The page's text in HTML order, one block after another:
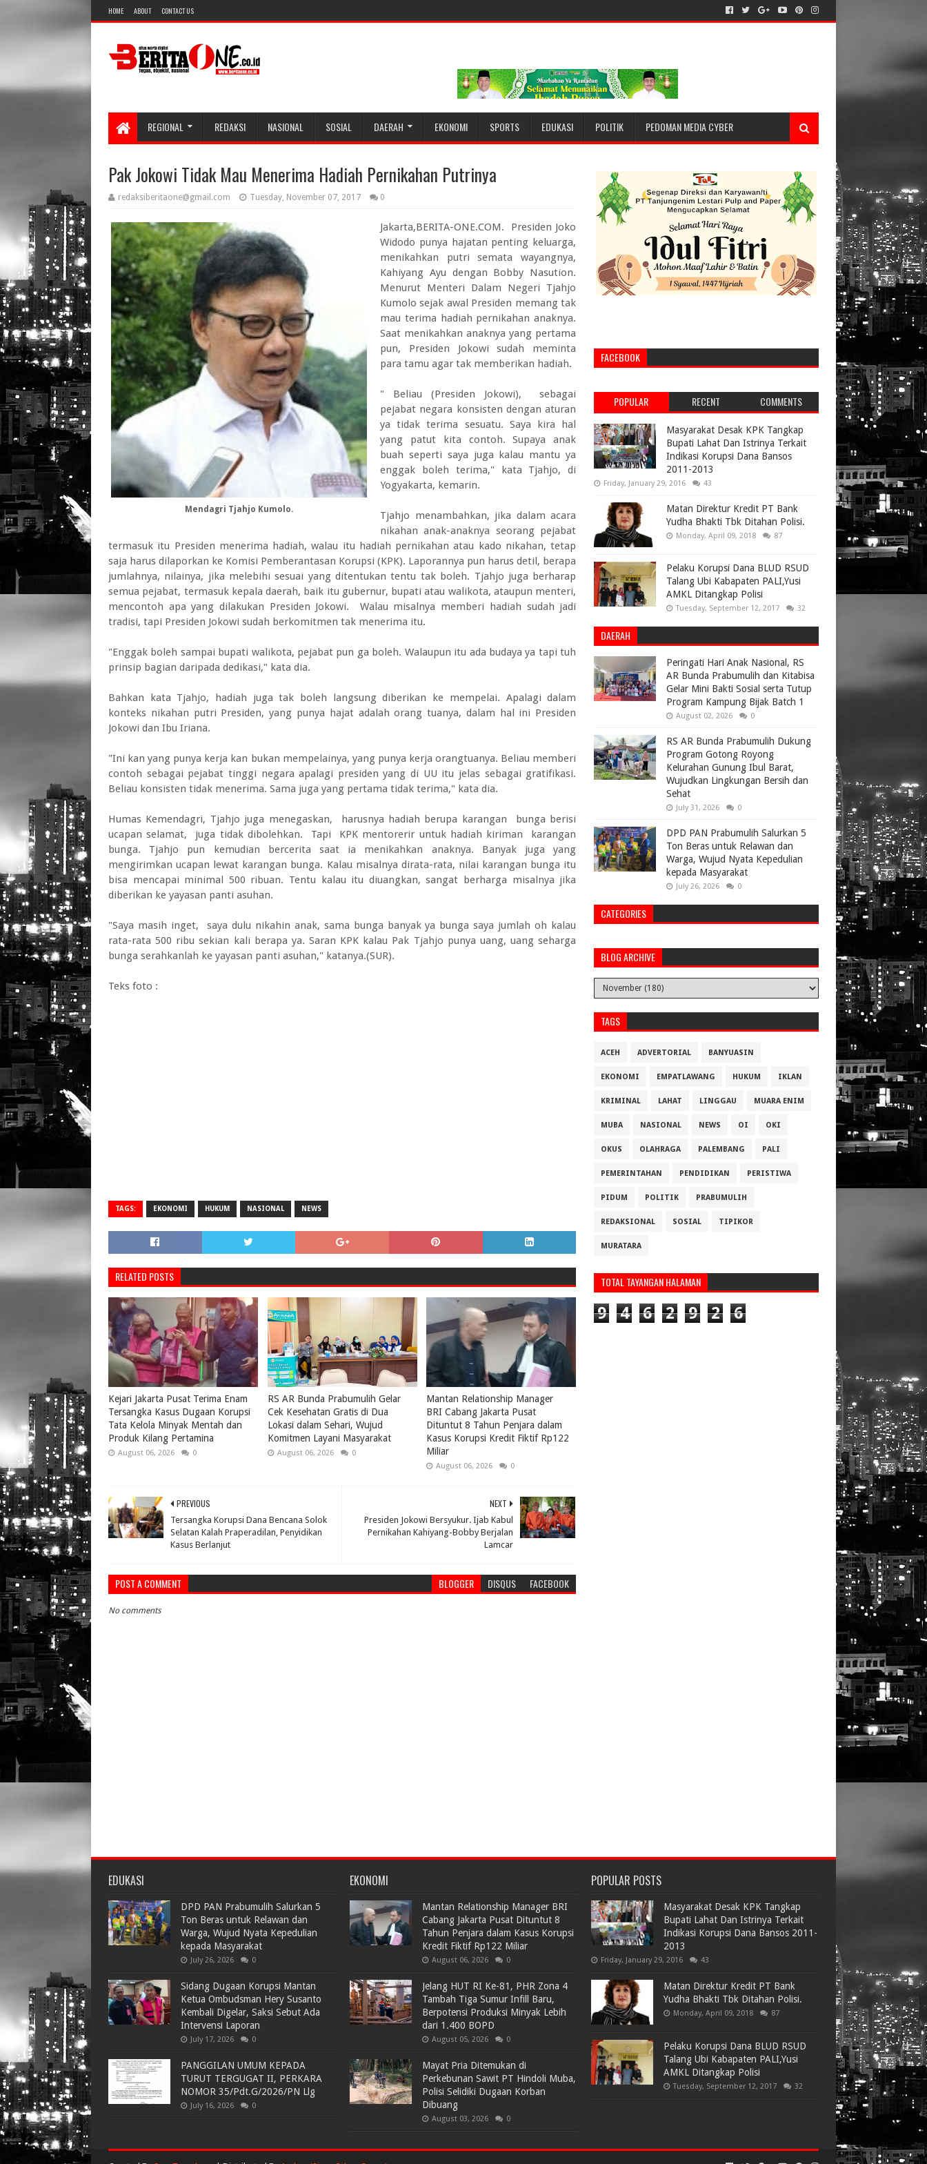
HOME ABOUT CONTACT US
REGIONAL REDAKSI NASIONAL SOSIAL DAERAH EKONOMI SPORTS EDUKASI POLITIK PEDOMAN MEDIA CYBER
Pak Jokowi Tidak Mau Menerima Hadiah Pernikahan Putrinya
redaksiberitaone@gmail.com Tuesday, November 07, 2017 0
Mendagri Tjahjo Kumolo.
Jakarta,BERITA-ONE.COM. Presiden Joko
Widodo punya hajatan penting keluarga,
menikahkan putri semata wayangnya,
Kahiyang Ayu dengan Bobby Nasution.
Menurut Menteri Dalam Negeri Tjahjo
Kumolo sejak awal Presiden memang tak
mau terima hadiah pernikahan anaknya.
Saat menikahkan anaknya yang pertama
pun, Presiden Jokowi sudah meminta
para tamu agar tak memberikan hadiah.
" Beliau (Presiden Jokowi), sebagai
pejabat negara konsisten dengan aturan
ya tidak terima sesuatu. Saya kira hal
yang patut kita contoh. Supaya anak
buah seperti saya juga kalau mantu ya
enggak boleh terima," kata Tjahjo, di
Yogyakarta, kemarin.
Tjahjo menambahkan, jika dalam acara
nikahan anak-anaknya seorang pejabat
termasuk itu Presiden menerima hadiah, walau itu hadiah pernikahan atau kado nikahan, tetap
saja harus dilaporkan ke Komisi Pemberantasan Korupsi (KPK). Laporannya pun harus detil, berapa
jumlahnya, nilainya, jika melebihi sesuai yang ditentukan tentu tak boleh. Tjahjo juga berharap
semua pejabat, termasuk kepala daerah, baik itu gubernur, bupati atau walikota, ataupun menteri,
mencontoh apa yang dilakukan Presiden Jokowi. Walau misalnya memberi hadiah sudah jadi
tradisi, tapi Presiden Jokowi sudah berkomitmen tak menerima itu.
"Enggak boleh sampai bupati walikota, pejabat pun ga boleh. Walaupun itu ada budaya ya tapi tuh
prinsip bagian daripada dedikasi," kata dia.
Bahkan kata Tjahjo, hadiah juga tak boleh langsung diberikan ke mempelai. Apalagi dalam
konteks nikahan putri Presiden, yang punya hajat adalah orang tuanya, dalam hal ini Presiden
Jokowi dan Ibu Iriana.
"Ini kan yang punya kerja kan bukan mempelainya, yang punya kerja orangtuanya. Beliau memberi
contoh sebagai pejabat tinggi negara apalagi presiden yang di UU itu jelas sebagai gratifikasi.
Beliau konsisten tidak menerima. Sama juga yang pertama tidak terima," kata dia.
Humas Kemendagri, Tjahjo juga menegaskan, harusnya hadiah berupa karangan bunga berisi
ucapan selamat, juga tidak dibolehkan. Tapi KPK mentorerir untuk hadiah kiriman karangan
bunga. Tjahjo pun kemudian bercerita saat ia menikahkan anaknya. Banyak juga yang
mengirimkan ucapan lewat karangan bunga. Kalau misalnya dirata-rata, nilai karangan bunga itu
bisa mencapai minimal 500 ribuan. Tentu kalau itu diuangkan, sangat berharga misalnya jika
diberikan ke yayasan panti asuhan.
"Saya masih inget, saya dulu nikahin anak, sama bunga banyak ya bunga saya jumlah oh kalau
rata-rata 500 ribu sekian kali berapa ya. Saran KPK kalau Pak Tjahjo punya uang, uang seharga
bunga serahkanlah ke yayasan panti asuhan," katanya.(SUR).
Teks foto :
TAGS: EKONOMI HUKUM NASIONAL NEWS
RELATED POSTS
Kejari Jakarta Pusat Terima Enam
Tersangka Kasus Dugaan Korupsi
Tata Kelola Minyak Mentah dan
Produk Kilang Pertamina
August 06, 2026 0
RS AR Bunda Prabumulih Gelar
Cek Kesehatan Gratis di Dua
Lokasi dalam Sehari, Wujud
Komitmen Layani Masyarakat
August 06, 2026 0
Mantan Relationship Manager
BRI Cabang Jakarta Pusat
Dituntut 8 Tahun Penjara dalam
Kasus Korupsi Kredit Fiktif Rp122
Miliar
August 06, 2026 0
NEXT
Presiden Jokowi Bersyukur. Ijab Kabul
Pernikahan Kahiyang-Bobby Berjalan
Lamcar
PREVIOUS
Tersangka Korupsi Dana Bencana Solok
Selatan Kalah Praperadilan, Penyidikan
Kasus Berlanjut
POST A COMMENT BLOGGER DISQUS FACEBOOK
No comments
FACEBOOK
POPULAR RECENT COMMENTS
Masyarakat Desak KPK Tangkap
Bupati Lahat Dan Istrinya Terkait
Indikasi Korupsi Dana Bansos
2011-2013
Friday, January 29, 2016 43
Matan Direktur Kredit PT Bank
Yudha Bhakti Tbk Ditahan Polisi.
Monday, April 09, 2018 87
Pelaku Korupsi Dana BLUD RSUD
Talang Ubi Kabapaten PALI,Yusi
AMKL Ditangkap Polisi
Tuesday, September 12, 2017 32
DAERAH
Peringati Hari Anak Nasional, RS
AR Bunda Prabumulih dan Kitabisa
Gelar Mini Bakti Sosial serta Tutup
Program Kampung Bijak Batch 1
August 02, 2026 0
RS AR Bunda Prabumulih Dukung
Program Gotong Royong
Kelurahan Gunung Ibul Barat,
Wujudkan Lingkungan Bersih dan
Sehat
July 31, 2026 0
DPD PAN Prabumulih Salurkan 5
Ton Beras untuk Relawan dan
Warga, Wujud Nyata Kepedulian
kepada Masyarakat
July 26, 2026 0
CATEGORIES
BLOG ARCHIVE
TAGS
ACEH ADVERTORIAL BANYUASIN
EKONOMI EMPATLAWANG HUKUM IKLAN
KRIMINAL LAHAT LINGGAU MUARA ENIM
MUBA NASIONAL NEWS OI OKI
OKUS OLAHRAGA PALEMBANG PALI
PEMERINTAHAN PENDIDIKAN PERISTIWA
PIDUM POLITIK PRABUMULIH
REDAKSIONAL SOSIAL TIPIKOR
MURATARA
TOTAL TAYANGAN HALAMAN
9 4 6 2 9 2 6
EDUKASI
DPD PAN Prabumulih Salurkan 5
Ton Beras untuk Relawan dan
Warga, Wujud Nyata Kepedulian
kepada Masyarakat
July 26, 2026 0
Sidang Dugaan Korupsi Mantan
Ketua Ombudsman Hery Susanto
Kembali Digelar, Saksi Sebut Ada
Intervensi Laporan
July 17, 2026 0
PANGGILAN UMUM KEPADA
TURUT TERGUGAT II, PERKARA
NOMOR 35/Pdt.G/2026/PN Llg
July 16, 2026 0
EKONOMI
Mantan Relationship Manager BRI
Cabang Jakarta Pusat Dituntut 8
Tahun Penjara dalam Kasus Korupsi
Kredit Fiktif Rp122 Miliar
August 06, 2026 0
Jelang HUT RI Ke-81, PHR Zona 4
Tambah Tiga Sumur Infill Baru,
Berpotensi Produksi Minyak Lebih
dari 1.400 BOPD
August 05, 2026 0
Mayat Pria Ditemukan di
Perkebunan Sawit PT Hindoli Muba,
Polisi Selidiki Dugaan Korban
Dibuang
August 03, 2026 0
POPULAR POSTS
Masyarakat Desak KPK Tangkap
Bupati Lahat Dan Istrinya Terkait
Indikasi Korupsi Dana Bansos 2011-
2013
Friday, January 29, 2016 43
Matan Direktur Kredit PT Bank
Yudha Bhakti Tbk Ditahan Polisi.
Monday, April 09, 2018 87
Pelaku Korupsi Dana BLUD RSUD
Talang Ubi Kabapaten PALI,Yusi
AMKL Ditangkap Polisi
Tuesday, September 12, 2017 32